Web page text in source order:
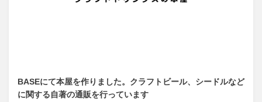
BASEにて本屋を作りました。クラフトビール、シードルなど
に関する自著の通販を行っています